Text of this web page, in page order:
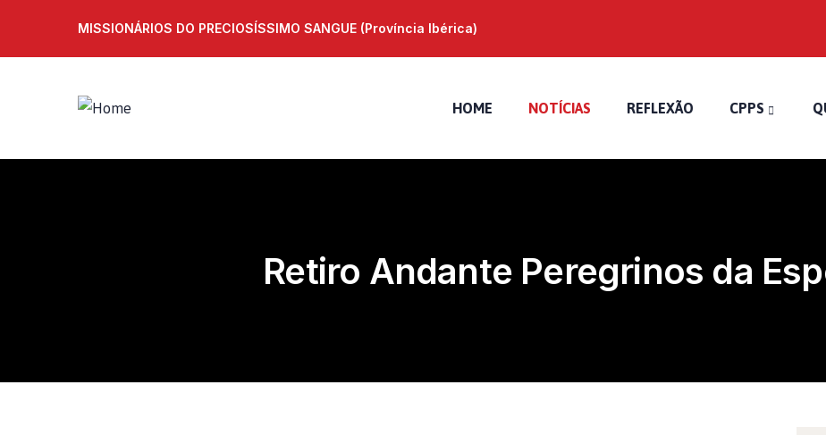
MISSIONÁRIOS DO PRECIOSÍSSIMO SANGUE (Província Ibérica)
HOME NOTÍCIAS REFLEXÃO CPPS
Retiro Andante Peregrinos da